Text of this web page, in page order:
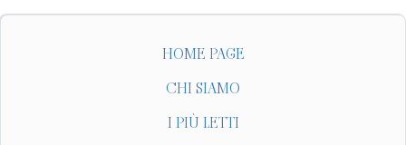
HOME PAGE
CHI SIAMO
I PIÙ LETTI